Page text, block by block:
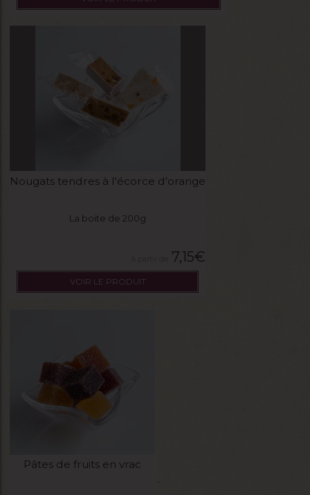
Nougats tendres à l'écorce d'orange
La boite de 200g
7,15€
VOIR LE PRODUIT
Pâtes de fruits en vrac